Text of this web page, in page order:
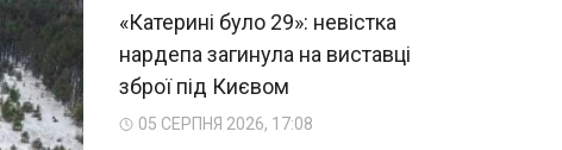
«Катерині було 29»: невістка
нардепа загинула на виставці
зброї під Києвом
05 СЕРПНЯ 2026, 17:08